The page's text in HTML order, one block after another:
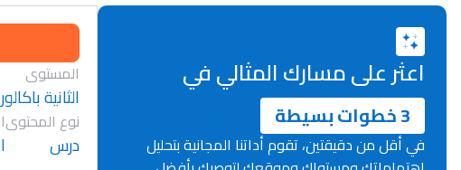
المستوى
الثانية
نوع المحتوى
درس
اعثر على مسارك المثالي في
3 خطوات بسيطة
في أقل من دقيقتين، تقوم أداتنا المجانية بتحليل